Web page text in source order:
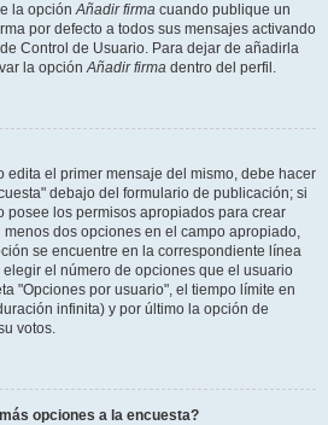
la opciónAñadir firma cuando publique un
por defecto a todos sus mensajes activando
Control de Usuario. Para dejar de añadirla
la opciónAñadir firma dentro del perfil.
edita el primer mensaje del mismo, debe hacer
debajo del formulario de publicación; si
posee los permisos apropiados para crear
dos opciones en el campo apropiado,
se encuentre en la correspondiente línea
el número de opciones que el usuario
"Opciones por usuario", el tiempo límite en
infinita) y por último la opción de
votos.
opciones a la encuesta?